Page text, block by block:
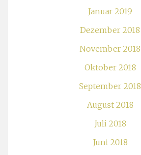
Januar 2019
Dezember 2018
November 2018
Oktober 2018
September 2018
August 2018
Juli 2018
Juni 2018